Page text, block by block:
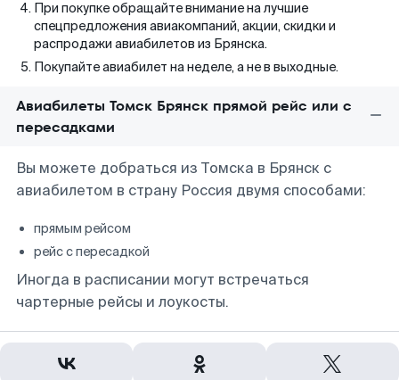
При покупке обращайте внимание на лучшие
спецпредложения авиакомпаний, акции, скидки и
распродажи авиабилетов из Брянска.
Покупайте авиабилет на неделе, а не в выходные.
Авиабилеты Томск Брянск прямой рейс или с
пересадками
Вы можете добраться из Томска в Брянск с
авиабилетом в страну Россия двумя способами:
прямым рейсом
рейс с пересадкой
Иногда в расписании могут встречаться
чартерные рейсы и лоукосты.